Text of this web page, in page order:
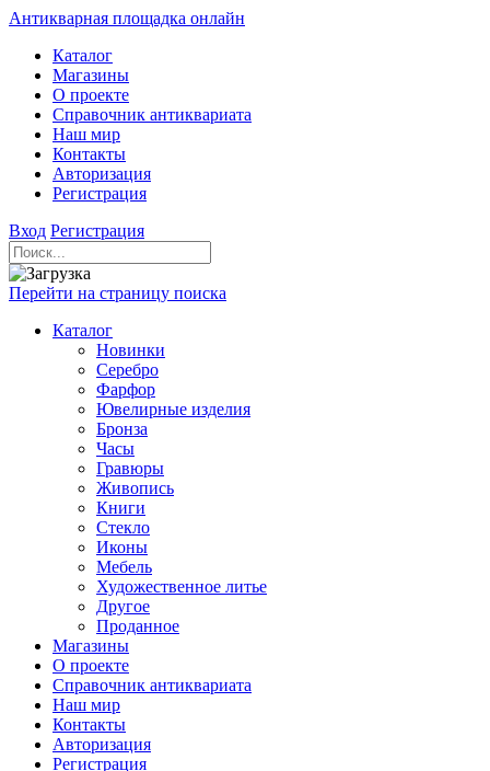
Антикварная площадка онлайн
Каталог
Магазины
О проекте
Справочник антиквариата
Наш мир
Контакты
Авторизация
Регистрация
Вход Регистрация
Перейти на страницу поиска
Каталог
Новинки
Серебро
Фарфор
Ювелирные изделия
Бронза
Часы
Гравюры
Живопись
Книги
Стекло
Иконы
Мебель
Художественное литье
Другое
Проданное
Магазины
О проекте
Справочник антиквариата
Наш мир
Контакты
Авторизация
Регистрация